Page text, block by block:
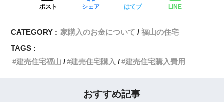
ポスト シェア はてブ LINE
CATEGORY : 家購入のお金について
福山の住宅
TAGS :
建売住宅福山
建売住宅購入 建売住宅購入費用
おすすめ記事